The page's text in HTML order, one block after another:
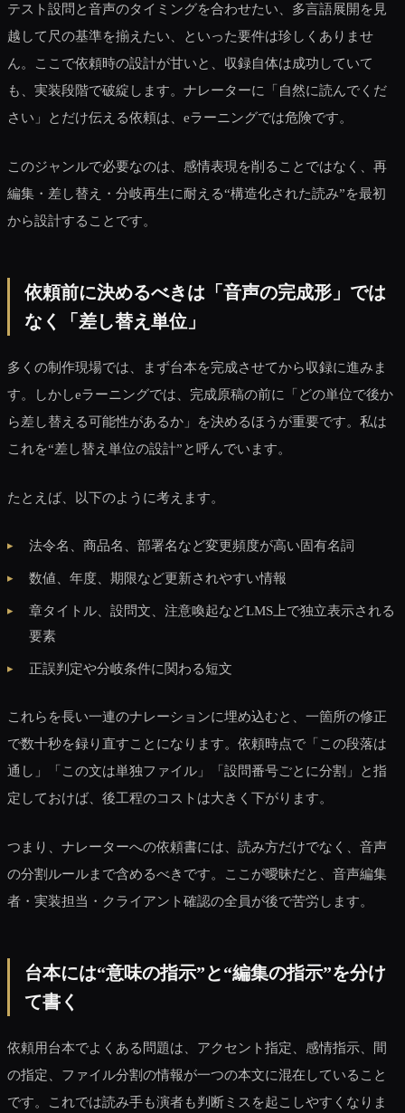
テスト設問と音声のタイミングを合わせたい、多言語展開を見
越して尺の基準を揃えたい、といった要件は珍しくありませ
ん。ここで依頼時の設計が甘いと、収録自体は成功していて
も、実装段階で破綻します。ナレーターに「自然に読んでくだ
さい」とだけ伝える依頼は、eラーニングでは危険です。
このジャンルで必要なのは、感情表現を削ることではなく、再
編集・差し替え・分岐再生に耐える“構造化された読み”を最初
から設計することです。
依頼前に決めるべきは「音声の完成形」では
なく「差し替え単位」
多くの制作現場では、まず台本を完成させてから収録に進みま
す。しかしeラーニングでは、完成原稿の前に「どの単位で後か
ら差し替える可能性があるか」を決めるほうが重要です。私は
これを“差し替え単位の設計”と呼んでいます。
たとえば、以下のように考えます。
法令名、商品名、部署名など変更頻度が高い固有名詞
数値、年度、期限など更新されやすい情報
章タイトル、設問文、注意喚起などLMS上で独立表示される
要素
正誤判定や分岐条件に関わる短文
これらを長い一連のナレーションに埋め込むと、一箇所の修正
で数十秒を録り直すことになります。依頼時点で「この段落は
通し」「この文は単独ファイル」「設問番号ごとに分割」と指
定しておけば、後工程のコストは大きく下がります。
つまり、ナレーターへの依頼書には、読み方だけでなく、音声
の分割ルールまで含めるべきです。ここが曖昧だと、音声編集
者・実装担当・クライアント確認の全員が後で苦労します。
台本には“意味の指示”と“編集の指示”を分け
て書く
依頼用台本でよくある問題は、アクセント指定、感情指示、間
の指定、ファイル分割の情報が一つの本文に混在していること
です。これでは読み手も演者も判断ミスを起こしやすくなりま